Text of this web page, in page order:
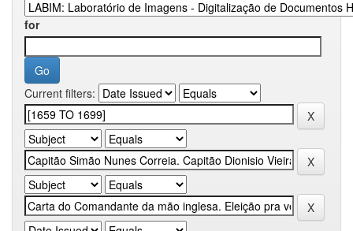
for
Current filters: